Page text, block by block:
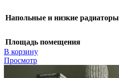
Напольные и низкие радиаторы
Площадь помещения
В корзину
Просмотр